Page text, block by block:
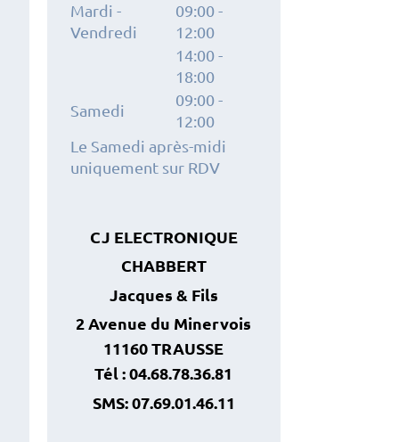
Mardi -
Vendredi
09:00-
12:00
14:00-
18:00
Samedi
09:00-
12:00
Le Samedi après-midi
uniquement sur RDV
CJ ELECTRONIQUE
CHABBERT
Jacques & Fils
2 Avenue du Minervois
11160 TRAUSSE
Tél : 04.68.78.36.81
SMS: 07.69.01.46.11